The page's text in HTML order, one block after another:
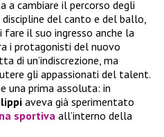
a cambiare il percorso degli
del canto e del ballo,
il suo ingresso anche la
i protagonisti del nuovo
di un’indiscrezione, ma
gli appassionati del talent.
una prima assoluta: in
aveva già sperimentato
sportiva all’interno della